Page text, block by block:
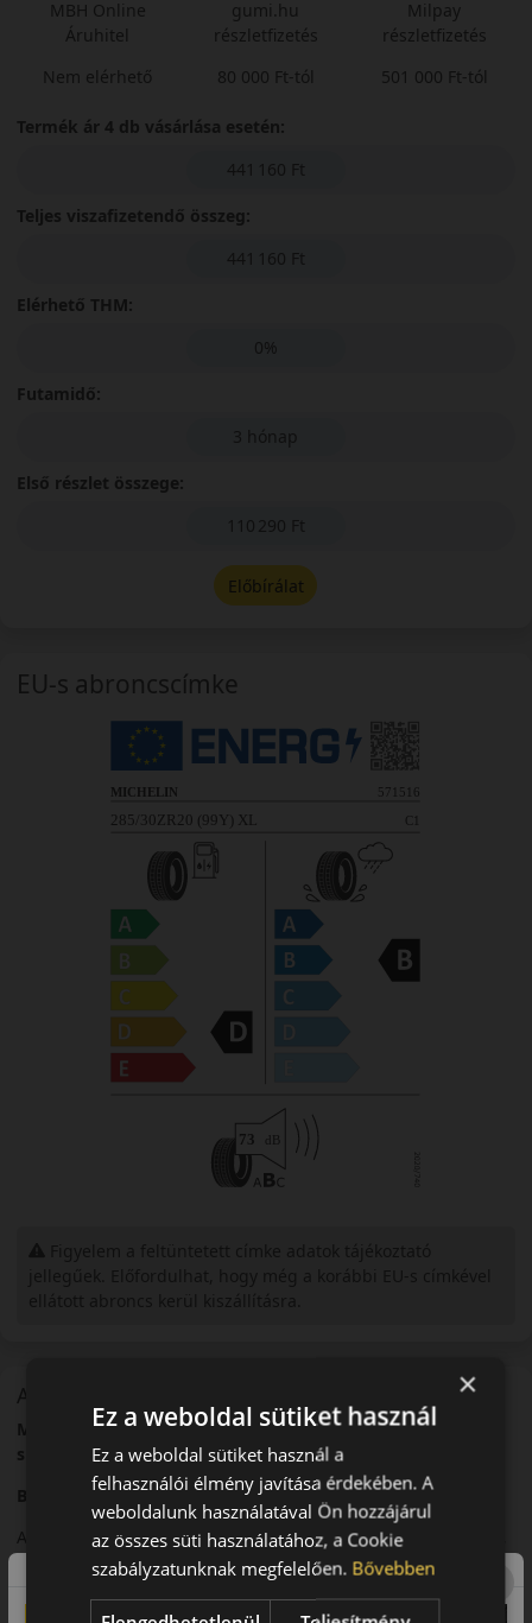
A mintázat
Michelin Pilot SuperSport – Nagy teljesítményű nyári
sportabroncs
Bevezető
A Michelin Pilot SuperSport egy prémium nyári sportabroncs,
amelyet nagy teljesítményű járművek számára fejlesztettek.
Futófelület és tapadás
MBH Online
Áruhitel
Nem elérhető
gumi.hu
részletfizetés
80 000 Ft-tól
Milpay
részletfizetés
501 000 Ft-tól
Termék ár 4 db vásárlása esetén:
441 160 Ft
Teljes viszafizetendő összeg:
441 160 Ft
Elérhető THM:
0%
Futamidő:
3 hónap
Első részlet összege:
110 290 Ft
Előbírálat
EU-s abroncscímke
×
Ez a weboldal sütiket használ
Ez a weboldal sütiket használ a
felhasználói élmény javítása érdekében. A
weboldalunk használatával Ön hozzájárul
az összes süti használatához, a Cookie
szabályzatunknak megfelelően. Bővebben